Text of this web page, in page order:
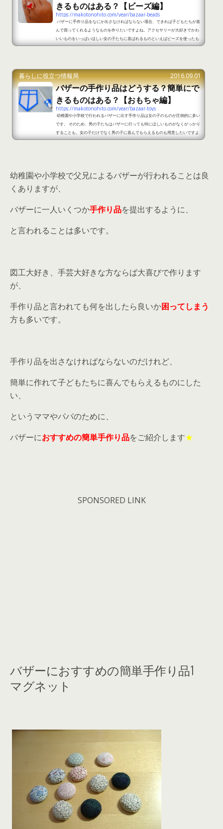
きるものはある？【ビーズ編】
https://makotonohito.com/year/bazaar-beads
バザーに手作り品をなにか出さなければならない場合、できれば子どもたちが喜
んで買ってくれるようなものを作りたいですよね。アクセサリーが大好きでかわ
いいものをいっぱいほしい女の子たちに喜ばれるものといえばビーズを使ったも
のです★ ビーズは100均でも小さいものから大きなものまでいろいろな種類が売
のために、ビーズを使って作るバザーに出すおすすめの簡単...
暮らしに役立つ情報局 2016.09.01
バザーの手作り品はどうする？簡単にで
きるものはある？【おもちゃ編】
https://makotonohito.com/year/bazaar-toys
幼稚園や小学校で行われるバザーに出す手作り品は女の子のものが圧倒的に多い
です。 そのため、男の子たちはバザーに行っても特にほしいものがなくがっかり
することも。女の子だけでなく男の子に喜んでもらえるものも用意したいですよ
ね。 男の子がバザーでほしいと言ってくれる手作り品にはどんなものがあるのだ
幼稚園や小学校で父兄によるバザーが行われることは良
くありますが、
バザーに一人いくつか手作り品を提出するように、
と言われることは多いです。
図工大好き、手芸大好きな方ならば大喜びで作ります
が、
手作り品と言われても何を出したら良いか困ってしまう
方も多いです。
手作り品を出さなければならないのだけれど、
簡単に作れて子どもたちに喜んでもらえるものにした
い、
というママやパパのために、
バザーにおすすめの簡単手作り品をご紹介します★
SPONSORED LINK
バザーにおすすめの簡単手作り品1
マグネット